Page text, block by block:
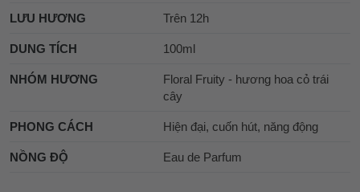
LƯU HƯƠNG Trên 12h
DUNG TÍCH 100ml
NHÓM HƯƠNG
Floral Fruity - hương hoa cỏ trái
cây
PHONG CÁCH Hiện đại, cuốn hút, năng động
NỒNG ĐỘ Eau de Parfum